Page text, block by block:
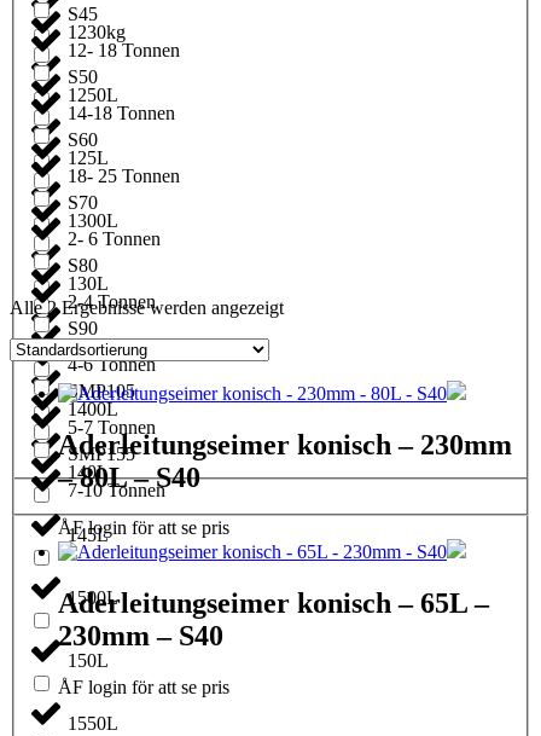
S45
S50
S60
S70
S80
S90
SMP105
SMP155
1230kg
1250L
125L
1300L
130L
1350L
1400L
140L
145L
1500L
150L
1550L
12- 18 Tonnen
14-18 Tonnen
18- 25 Tonnen
2- 6 Tonnen
2-4 Tonnen
4-6 Tonnen
5-7 Tonnen
7-10 Tonnen
Alle 2 Ergebnisse werden angezeigt
Aderleitungseimer konisch – 230mm
– 80L – S40
ÅF login för att se pris
Aderleitungseimer konisch – 65L –
230mm – S40
ÅF login för att se pris